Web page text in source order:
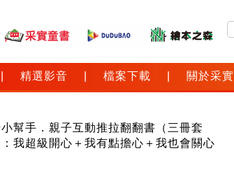
精選影音 檔案下載 關於采實
幫手．親子互動推拉翻翻書（三冊套
我超級開心＋我有點擔心＋我也會關心